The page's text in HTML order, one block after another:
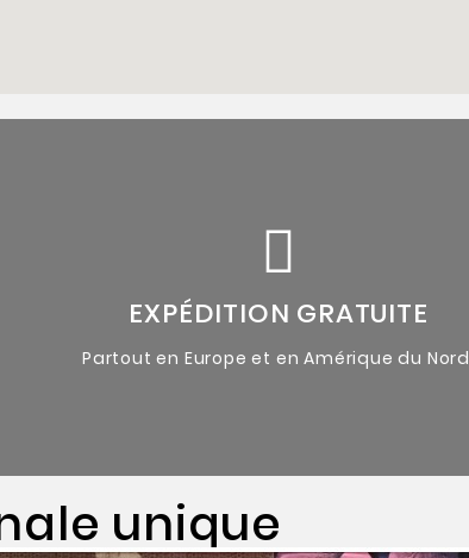
EXPÉDITION GRATUITE
Partout en Europe et en Amérique du
Oeuvres originales uniques
accompagnées du certificat d'authenticité de
unique